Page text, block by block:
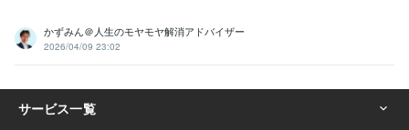
かずみん＠人生のモヤモヤ解消アドバイザー
2026/04/09 23:02